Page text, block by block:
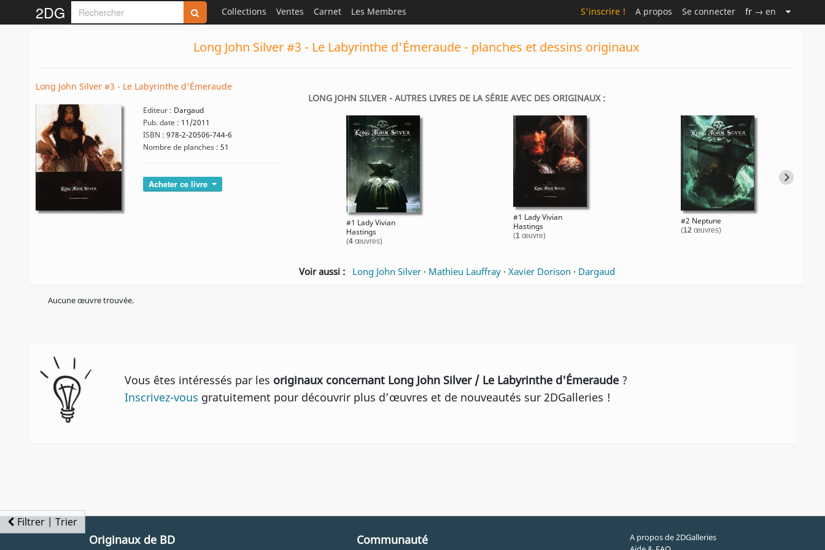
2DG Collections Ventes Carnet Les Membres S'inscrire ! A propos Se connecter fr → en
Long John Silver #3 - Le Labyrinthe d'Émeraude - planches et dessins originaux
Long John Silver #3 - Le Labyrinthe d'Émeraude
Editeur : Dargaud
Pub. date : 11/2011
ISBN : 978-2-20506-744-6
Nombre de planches : 51
Acheter ce livre
LONG JOHN SILVER - AUTRES LIVRES DE LA SÉRIE AVEC DES ORIGINAUX :
#1 Lady Vivian
Hastings
(4œuvres)
#1 Lady Vivian
Hastings
(1 œuvre)
#2 Neptune
(12œuvres)
Voir aussi : Long John Silver · Mathieu Lauffray ·Xavier Dorison · Dargaud
Filtrer | Trier
Aucune œuvre trouvée.
Vous êtes intéressés par les originaux concernant Long John Silver / Le Labyrinthe d'Émeraude ?
Inscrivez-vous gratuitement pour découvrir plus d’œuvres et de nouveautés sur 2DGalleries !
Originaux de BD Communauté
A propos de 2DGalleries